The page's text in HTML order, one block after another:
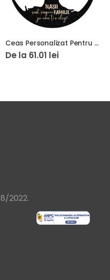
Ceas Personalizat Pentru Nasi Copacul Vietii 01
lei
2022.